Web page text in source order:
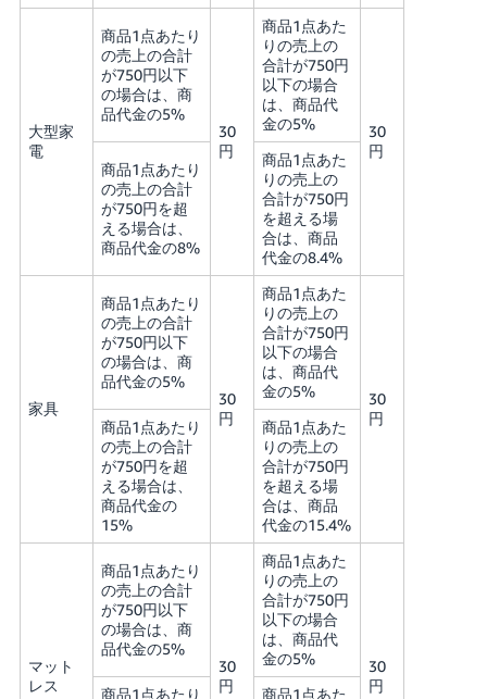
大型家
電
商品1点あたり
の売上の合計
が750円以下
の場合は、商
品代金の5%
30
円
商品1点あた
りの売上の
合計が750円
以下の場合
は、商品代
金の5%
30
円
商品1点あたり
の売上の合計
が750円を超
える場合は、
商品代金の8%
商品1点あた
りの売上の
合計が750円
を超える場
合は、商品
代金の8.4%
家具
商品1点あたり
の売上の合計
が750円以下
の場合は、商
品代金の5%
30
円
商品1点あた
りの売上の
合計が750円
以下の場合
は、商品代
金の5%
30
円
商品1点あたり
の売上の合計
が750円を超
える場合は、
商品代金の
15%
商品1点あた
りの売上の
合計が750円
を超える場
合は、商品
代金の15.4%
マット
レス
商品1点あたり
の売上の合計
が750円以下
の場合は、商
品代金の5%
30
円
商品1点あた
りの売上の
合計が750円
以下の場合
は、商品代
金の5%
30
円
商品1点あたり
商品1点あた